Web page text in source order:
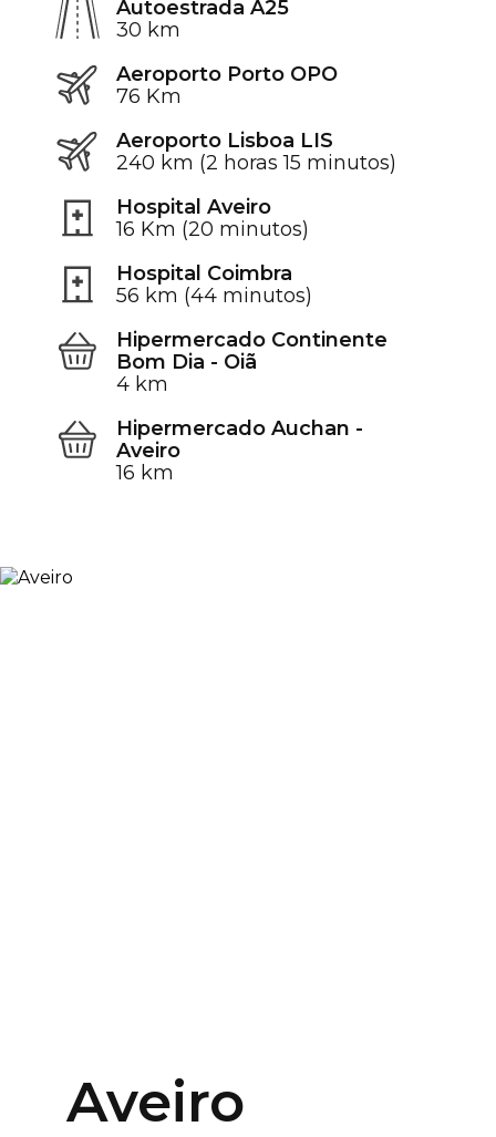
Autoestrada A25
30 km
Aeroporto Porto OPO
76 Km
Aeroporto Lisboa LIS
240 km (2 horas 15 minutos)
Hospital Aveiro
16 Km (20 minutos)
Hospital Coimbra
56 km (44 minutos)
Hipermercado Continente
Bom Dia - Oiã
4 km
Hipermercado Auchan -
Aveiro
16 km
Aveiro